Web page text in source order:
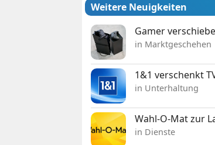
Weitere Neuigkeiten
Gamer
in Marktgeschehen
1&1 verschenkt
in Unterhaltung
Wahl-O-Mat zur
in Dienste